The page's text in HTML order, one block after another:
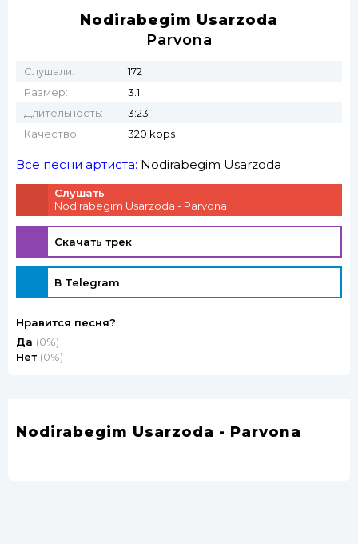
Nodirabegim Usarzoda
Parvona
Слушали:
172
Размер:
3.1
Длительность:
3:23
Качество:
320 kbps
Все песни артиста: Nodirabegim Usarzoda
Слушать
Nodirabegim Usarzoda - Parvona
Скачать трек
В Telegram
Нравится песня?
Да (0%)
Нет (0%)
Nodirabegim Usarzoda - Parvona